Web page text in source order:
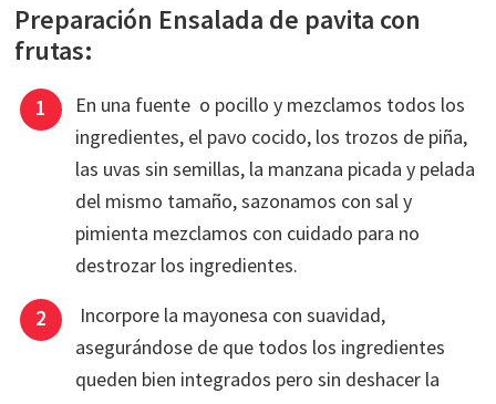
Preparación Ensalada de pavita con
frutas:
En una fuente o pocillo y mezclamos todos los
ingredientes, el pavo cocido, los trozos de piña,
las uvas sin semillas, la manzana picada y pelada
del mismo tamaño, sazonamos con sal y
pimienta mezclamos con cuidado para no
destrozar los ingredientes.
Incorpore la mayonesa con suavidad,
asegurándose de que todos los ingredientes
queden bien integrados pero sin deshacer la